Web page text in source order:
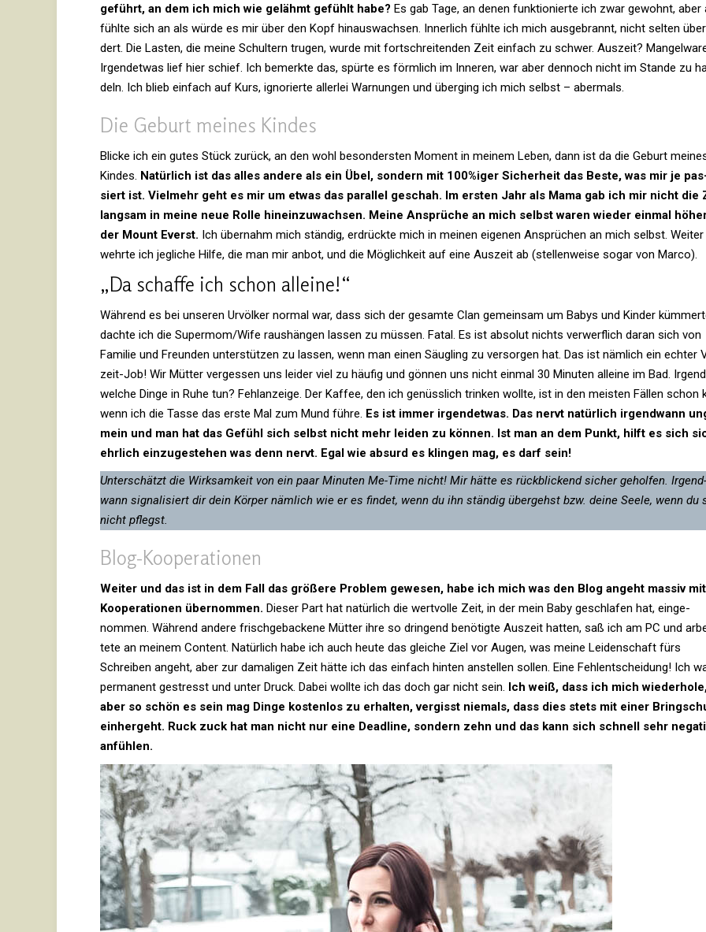
geführt, an dem ich mich wie gelähmt gefühlt habe? Es gab Tage, an denen funk­tio­nierte ich zwar gewohnt, aber
fühlte sich an als würde es mir über den Kopf hin­aus­wachsen. Inner­lich fühlte ich mich aus­ge­brannt, nicht selten
dert. Die Lasten, die meine Schul­tern trugen, wurde mit fort­schrei­tenden Zeit ein­fach zu schwer. Aus­zeit?
Irgend­etwas lief hier schief. Ich bemerkte das, spürte es förm­lich im Inneren, war aber den­noch nicht im Stande zu
deln. Ich blieb ein­fach auf Kurs, igno­rierte allerlei War­nungen und über­ging ich mich selbst – abermals.
Die Geburt meines Kindes
Blicke ich ein gutes Stück zurück, an den wohl beson­dersten Moment in meinem Leben, dann ist da die Geburt
Kindes. Natür­lich ist das alles andere als ein Übel, son­dern mit 100%iger Sicher­heit das Beste, was mir je
siert ist. Viel­mehr geht es mir um etwas das par­allel geschah. Im ersten Jahr als Mama gab ich mir nicht die
langsam in meine neue Rolle hin­ein­zu­wachsen. Meine Ansprüche an mich selbst waren wieder einmal
der Mount Everst. Ich über­nahm mich ständig, erdrückte mich in meinen eigenen Ansprü­chen an mich selbst. Weiter
wehrte ich jeg­liche Hilfe, die man mir anbot, und die Mög­lich­keit auf eine Aus­zeit ab (stel­len­weise sogar von Marco).
„Da schaffe ich schon alleine!“
Wäh­rend es bei unseren Urvölker normal war, dass sich der gesamte Clan gemeinsam um Babys und Kinder
dachte ich die Supermom/​Wife raus­hängen lassen zu müssen. Fatal. Es ist absolut nichts ver­werf­lich daran sich von
Familie und Freunden unter­stützen zu lassen, wenn man einen Säug­ling zu ver­sorgen hat. Das ist näm­lich ein echter
zeit-Job! Wir Mütter ver­gessen uns leider viel zu häufig und gönnen uns nicht einmal 30 Minuten alleine im Bad.
welche Dinge in Ruhe tun? Fehl­an­zeige. Der Kaffee, den ich genüss­lich trinken wollte, ist in den meisten Fällen schon
wenn ich die Tasse das erste Mal zum Mund führe. Es ist immer irgend­etwas. Das nervt natür­lich irgend­wann
mein und man hat das Gefühl sich selbst nicht mehr leiden zu können. Ist man an dem Punkt, hilft es sich
ehr­lich ein­zu­ge­stehen was denn nervt. Egal wie absurd es klingen mag, es darf sein!
Unter­schätzt die Wirk­sam­keit von ein paar Minuten Me-Time nicht! Mir hätte es rück­bli­ckend sicher geholfen. Irgend­
wann signa­li­siert dir dein Körper näm­lich wie er es findet, wenn du ihn ständig über­gehst bzw. deine Seele, wenn du
nicht pflegst.
Blog-Koope­ra­tionen
Weiter und das ist in dem Fall das grö­ßere Pro­blem gewesen, habe ich mich was den Blog angeht massiv mit
Koope­ra­tionen über­nommen. Dieser Part hat natür­lich die wert­volle Zeit, in der mein Baby geschlafen hat, ein­ge­
nommen. Wäh­rend andere frisch­ge­ba­ckene Mütter ihre so drin­gend benö­tigte Aus­zeit hatten, saß ich am PC und
tete an meinem Con­tent. Natür­lich habe ich auch heute das gleiche Ziel vor Augen, was meine Lei­den­schaft fürs
Schreiben angeht, aber zur dama­ligen Zeit hätte ich das ein­fach hinten anstellen sollen. Eine Fehl­ent­schei­dung! Ich
per­ma­nent gestresst und unter Druck. Dabei wollte ich das doch gar nicht sein. Ich weiß, dass ich mich
aber so schön es sein mag Dinge kos­tenlos zu erhalten, ver­gisst nie­mals, dass dies stets mit einer
ein­her­geht. Ruck zuck hat man nicht nur eine Dead­line, son­dern zehn und das kann sich schnell sehr
anfühlen.